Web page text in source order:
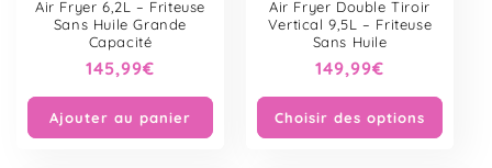
Air Fryer 6,2L – Friteuse
Sans Huile Grande
Capacité
Prix
habituel
145,99€
Ajouter au panier
Air Fryer Double Tiroir
Vertical 9,5L – Friteuse
Sans Huile
Prix
habituel
149,99€
Choisir des options